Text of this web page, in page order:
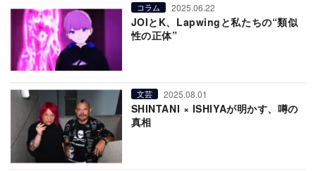
コラム 2025.06.22
JOIとK、Lapwingと私たちの“類似
性の正体”
文芸 2025.08.01
SHINTANI × ISHIYAが明かす、噂の
真相